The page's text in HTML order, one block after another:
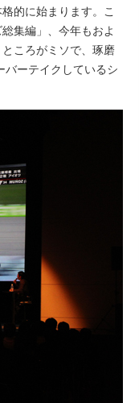
的に始まります。こ
集編」、今年もおよ
ころがミソで、琢磨
バーテイクしているシ